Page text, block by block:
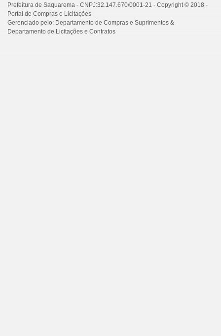
Prefeitura de Saquarema - CNPJ:32.147.670/0001-21 - Copyright © 2018 -
Portal de Compras e Licitações
Gerenciado pelo: Departamento de Compras e Suprimentos &
Departamento de Licitações e Contratos